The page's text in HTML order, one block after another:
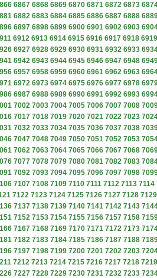
6867 6868 6869 6870 6871 6872 6873
6882 6883 6884 6885 6886 6887 6888
6897 6898 6899 6900 6901 6902 6903
6912 6913 6914 6915 6916 6917 6918 6919
6927 6928 6929 6930 6931 6932 6933
6942 6943 6944 6945 6946 6947 6948
6957 6958 6959 6960 6961 6962 6963
6972 6973 6974 6975 6976 6977 6978
6987 6988 6989 6990 6991 6992 6993
7002 7003 7004 7005 7006 7007 7008
7017 7018 7019 7020 7021 7022 7023
7032 7033 7034 7035 7036 7037 7038
7047 7048 7049 7050 7051 7052 7053
7062 7063 7064 7065 7066 7067 7068
7077 7078 7079 7080 7081 7082 7083
7092 7093 7094 7095 7096 7097 7098
7107 7108 7109 7110 7111 7112 7113 7114
7122 7123 7124 7125 7126 7127 7128 7129
7137 7138 7139 7140 7141 7142 7143
7152 7153 7154 7155 7156 7157 7158
7167 7168 7169 7170 7171 7172 7173
7182 7183 7184 7185 7186 7187 7188
7197 7198 7199 7200 7201 7202 7203
7212 7213 7214 7215 7216 7217 7218 7219
7227 7228 7229 7230 7231 7232 7233